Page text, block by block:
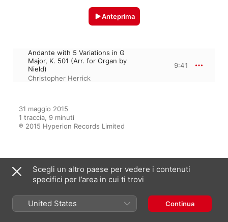
Anteprima
Andante with 5 Variations in G
Major, K. 501 (Arr. for Organ by
Nield)
Christopher Herrick
9:41
31 maggio 2015
1 traccia, 9 minuti
℗ 2015 Hyperion Records Limited
Dall’album
Power of Life: Organ
Showpieces on the Metzler in
Scegli un altro paese per vedere i contenuti
specifici per l’area in cui ti trovi
United States Continua